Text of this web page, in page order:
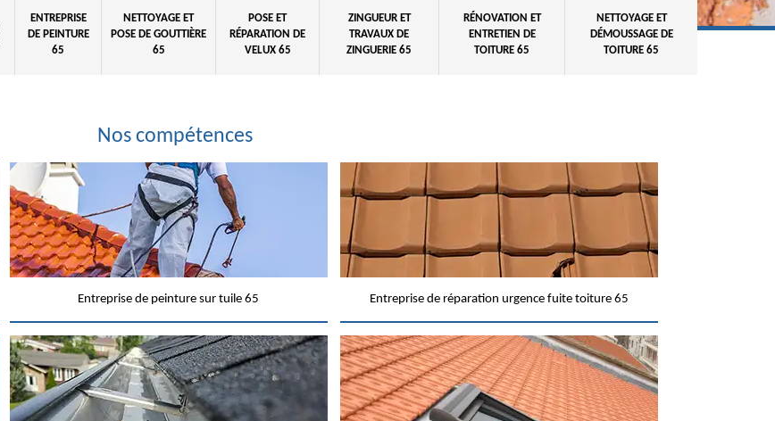
ENTREPRISE
DE PEINTURE
65
NETTOYAGE ET
POSE DE GOUTTIÈRE
65
POSE ET
RÉPARATION DE
VELUX 65
ZINGUEUR ET
TRAVAUX DE
ZINGUERIE 65
RÉNOVATION ET
ENTRETIEN DE
TOITURE 65
NETTOYAGE ET
DÉMOUSSAGE DE
TOITURE 65
Nos compétences
Entreprise de peinture sur tuile 65 Entreprise de réparation urgence fuite toiture 65